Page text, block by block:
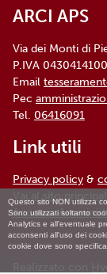
Questo sito NON utilizza
Sono utilizzati soltanto
Analytics e all'eventuale
acconsenti all'uso dei
cookie dove sono
ARCI APS
Via dei Monti di
P.IVA
Email
Pec
Tel. 06416091
Link utili
Privacy policy &
Vai al sito
Accesso